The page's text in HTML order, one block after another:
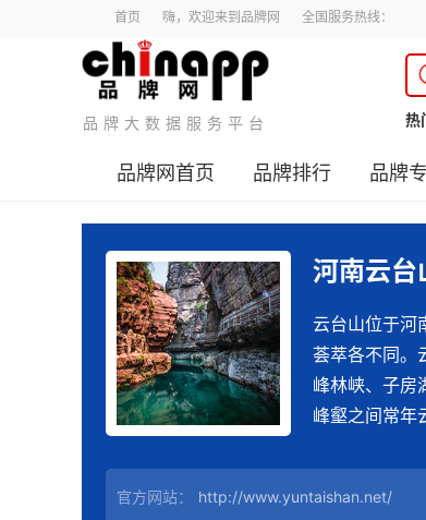
首页 嗨，欢迎来到品牌网 全国服务热线：
品牌大数据服务平台 热
品牌网首页 品牌排行 品牌
河南云台
云台山位于河
荟萃各不同。
峰林峡、子房
峰壑之间常年
官方网站： http://www.yuntaishan.net/